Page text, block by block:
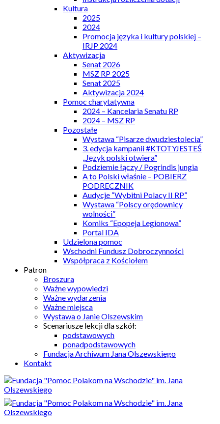
Kultura
2025
2024
Promocja języka i kultury polskiej –
IRJP 2024
Aktywizacja
Senat 2026
MSZ RP 2025
Senat 2025
Aktywizacja 2024
Pomoc charytatywna
2024 – Kancelaria Senatu RP
2024 – MSZ RP
Pozostałe
Wystawa “Pisarze dwudziestolecia”
3. edycja kampanii #KTOTYJESTEŚ
„Język polski otwiera”
Podziemie łączy / Pogrindis jungia
A to Polski właśnie – POBIERZ
PODRECZNIK
Audycje “Wybitni Polacy II RP”
Wystawa “Polscy orędownicy
wolności”
Komiks “Epopeja Legionowa”
Portal IDA
Udzielona pomoc
Wschodni Fundusz Dobroczynności
Współpraca z Kościołem
Patron
Broszura
Ważne wypowiedzi
Ważne wydarzenia
Ważne miejsca
Wystawa o Janie Olszewskim
Scenariusze lekcji dla szkół:
podstawowych
ponadpodstawowych
Fundacja Archiwum Jana Olszewskiego
Kontakt